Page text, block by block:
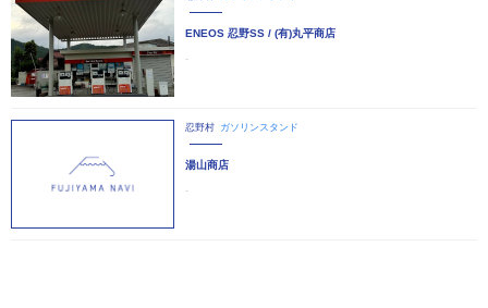
ENEOS 忍野SS / (有)丸平商店
-
忍野村 ガソリンスタンド
湯山商店
-